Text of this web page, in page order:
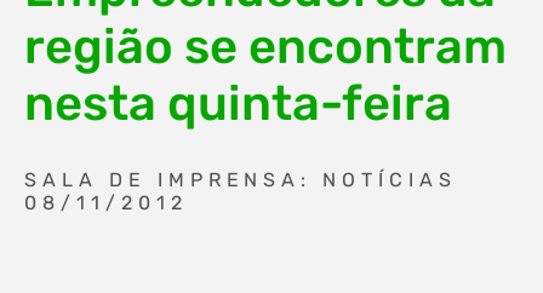
região se encontram
nesta quinta-feira
SALA DE IMPRENSA: NOTÍCIAS
08/11/2012